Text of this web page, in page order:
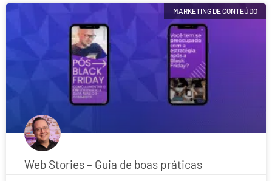
MARKETING DE CONTEÚDO
Web Stories – Guia de boas práticas